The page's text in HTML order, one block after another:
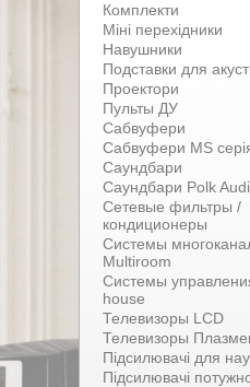
Комплекти
Міні перехідники
Навушники
Подставки для
Проектори
Пульты ДУ
Сабвуфери
Сабвуфери MS
Саундбари
Саундбари Polk
Сетевые фильтры /
кондиционеры
Системы
Multiroom
Системы
house
Телевизоры LCD
Телевизоры
Підсилювачі для
Підсилювачі